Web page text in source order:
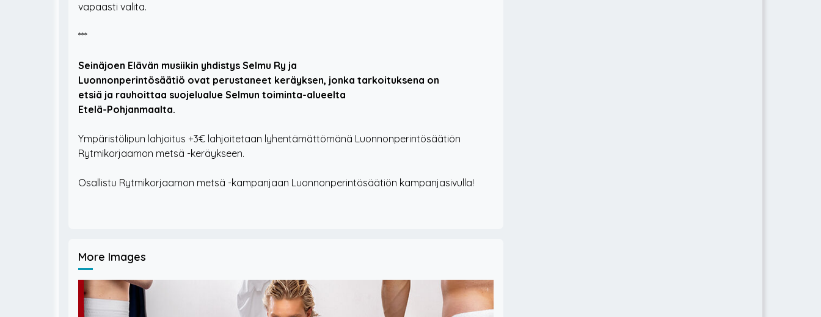
vapaasti valita.
***
Seinäjoen Elävän musiikin yhdistys Selmu Ry ja
Luonnonperintösäätiö ovat perustaneet keräyksen, jonka tarkoituksena on
etsiä ja rauhoittaa suojelualue Selmun toiminta-alueelta
Etelä-Pohjanmaalta.
Ympäristölipun lahjoitus +3€ lahjoitetaan lyhentämättömänä Luonnonperintösäätiön
Rytmikorjaamon metsä -keräykseen.
Osallistu Rytmikorjaamon metsä -kampanjaan Luonnonperintösäätiön kampanjasivulla!
More Images